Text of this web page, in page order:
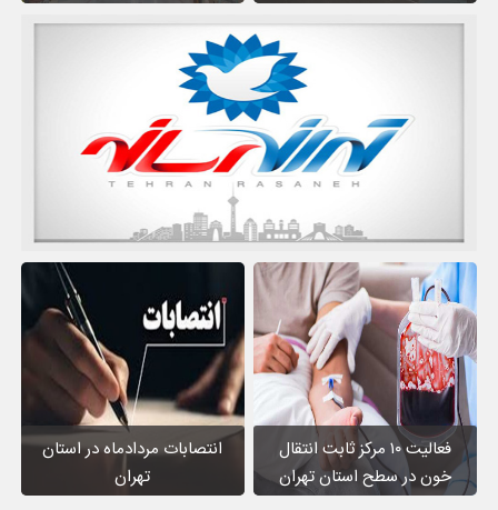
فعالیت ۱۰ مرکز ثابت انتقال
خون در سطح استان تهران
انتصابات مردادماه در استان
تهران